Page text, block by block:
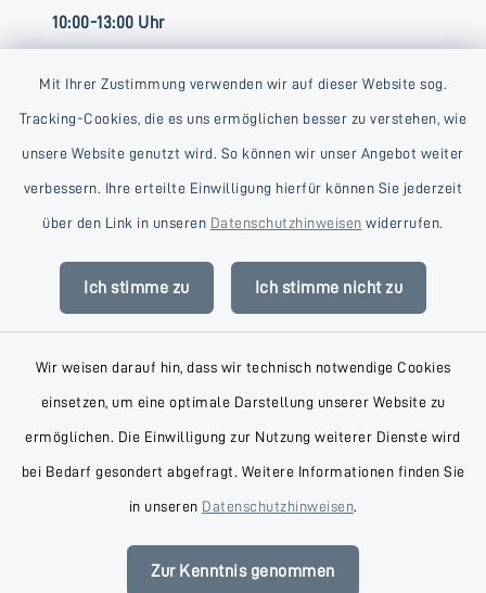
Mit Ihrer Zustimmung verwenden wir auf dieser Website sog.
Tracking-Cookies, die es uns ermöglichen besser zu verstehen, wie
unsere Website genutzt wird. So können wir unser Angebot weiter
verbessern. Ihre erteilte Einwilligung hierfür können Sie jederzeit
über den Link in unseren Datenschutzhinweisen widerrufen.
Ich stimme zu Ich stimme nicht zu
Wir weisen darauf hin, dass wir technisch notwendige Cookies
einsetzen, um eine optimale Darstellung unserer Website zu
ermöglichen. Die Einwilligung zur Nutzung weiterer Dienste wird
bei Bedarf gesondert abgefragt. Weitere Informationen finden Sie
in unseren Datenschutzhinweisen.
Zur Kenntnis genommen
10:00-13:00 Uhr
Kontakt
Datenschutz
Impressum
Sitemap